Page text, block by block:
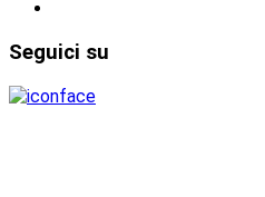
Seguici su